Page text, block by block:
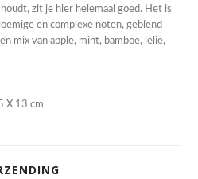
zit je hier helemaal goed. Het is
en complexe noten, geblend
mix van apple, mint, bamboe, lelie,
X 13 cm